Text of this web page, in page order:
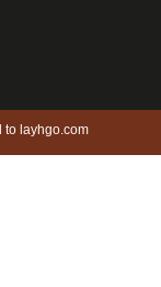
to layhgo.com